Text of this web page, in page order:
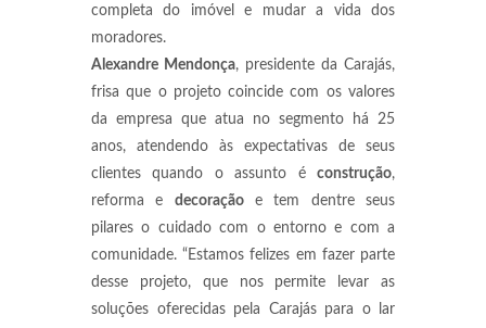
completa do imóvel e mudar a vida dos
moradores.
Alexandre Mendonça, presidente da Carajás,
frisa que o projeto coincide com os valores
da empresa que atua no segmento há 25
anos, atendendo às expectativas de seus
clientes quando o assunto é construção,
reforma e decoraçãoe tem dentre seus
pilares o cuidado com o entorno e com a
comunidade. “Estamos felizes em fazer parte
desse projeto, que nos permite levar as
soluções oferecidas pela Carajás para o lar